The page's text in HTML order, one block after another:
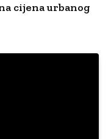
cijena urbanog